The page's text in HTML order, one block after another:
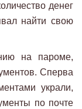
денег
найти свою
на пароме,
Сперва
украли,
по почте